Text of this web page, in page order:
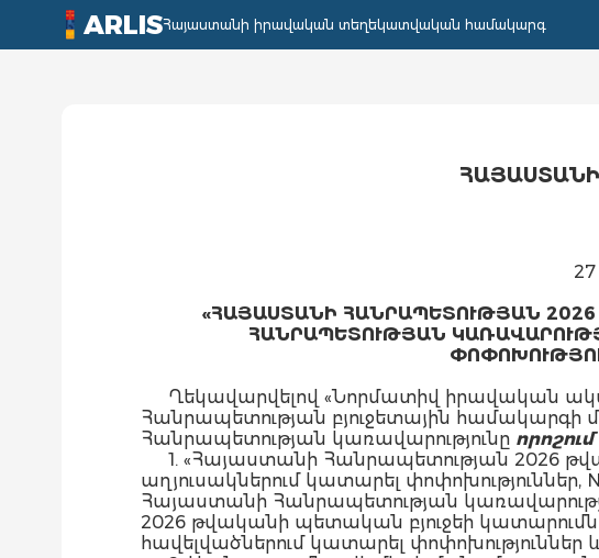
ARLISՀայաստանի իրավական տեղեկատվական համակարգ
«ՀԱՅԱՍՏԱՆԻ ՀԱՆՐԱՊԵՏՈՒԹՅԱՆ
ՀԱՆՐԱՊԵՏՈՒԹՅԱՆ
Ղեկավարվելով «Նորմատիվ իրավական
Հանրապետության բյուջետային համակարգի
Հանրապետության կառավարությունը որոշում
1. «Հայաստանի Հանրապետության 2026
աղյուսակներում կատարել փոփոխություններ,
Հայաստանի Հանրապետության
2026 թվականի պետական բյուջեի կատարումն
հավելվածներում կատարել փոփոխություններ